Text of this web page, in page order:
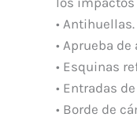
• Antihuellas.
• Aprueba de
• Esquinas
• Entradas
• Borde de